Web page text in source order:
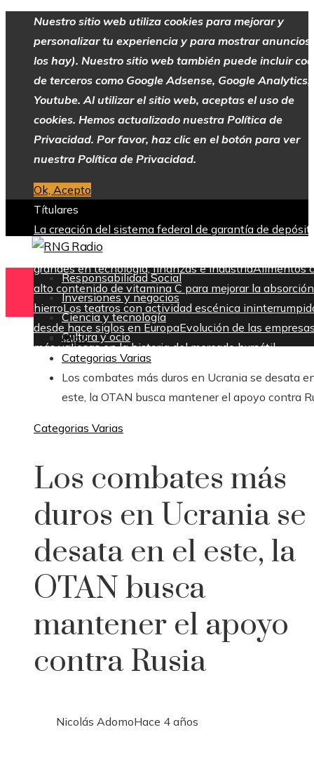
Nuestro sitio web utiliza cookies para mejorar y
personalizar tu experiencia y para mostrar anuncios
los hay). Nuestro sitio web también puede incluir
de terceros como Google Adsense, Google Analytics,
Youtube. Al utilizar el sitio web, aceptas el uso de
cookies. Hemos actualizado nuestra Política de
Privacidad. Por favor, haz clic en el botón para ver
nuestra Política de Privacidad.
Ok, Acepto
Títulares
La creación del sistema federal de garantía de
tras la Gran Depresión
grandes en tecnología, finanzas e industriaAlimentos
alto contenido de vitamina C para mejorar la
hierroLos teatros con actividad escénica
desde hace siglos en EuropaEvolución de las
más valiosas en la historia del mercado bursátil
viernes, agosto 7
Responsabilidad Social
Inversiones y negocios
Ciencia y tecnología
Cultura y ocio
Inicio
Categorias Varias
Los combates más duros en Ucrania se desata
este, la OTAN busca mantener el apoyo contra
Categorias Varias
Los combates más
duros en Ucrania se
desata en el este, la
OTAN busca
mantener el apoyo
contra Rusia
Nicolás AdomoHace 4 años